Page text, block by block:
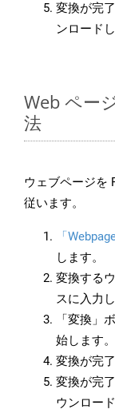
変換が完
ンロードし
Web ペー
法
ウェブページを
従います。
「
します。
変換する
スに入力し
「変換」
始します。
変換が完
変換が完
ウンロー